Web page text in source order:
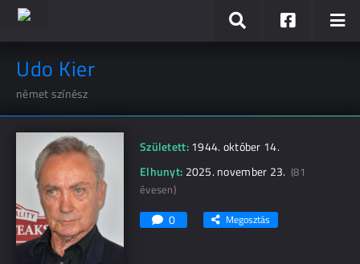
Udo Kier
német színész
Született:1944. október 14.
Elhunyt: 2025. november 23.(81
évesen)
0 Megosztás